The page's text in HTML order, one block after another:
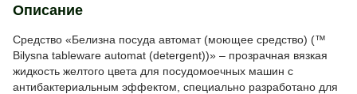
Описание
Средство «Белизна посуда автомат (моющее средство) (™
Bilysna tableware automat (detergent))» – прозрачная вязкая
жидкость желтого цвета для посудомоечных машин с
антибактериальным эффектом, специально разработано для